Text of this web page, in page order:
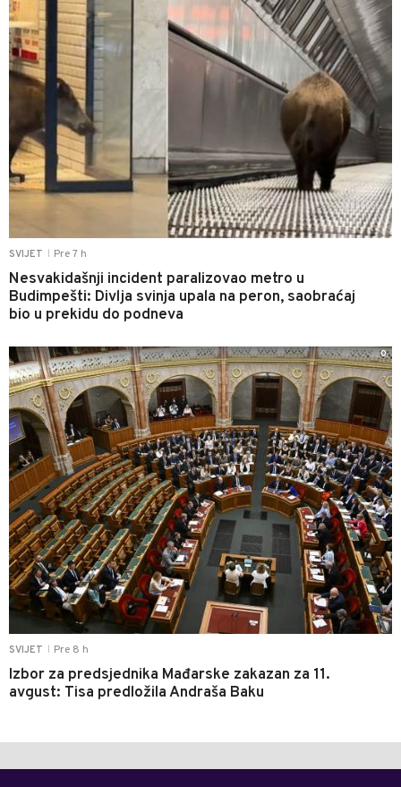
SVIJET Pre 7 h
Nesvakidašnji incident paralizovao metro u
Budimpešti: Divlja svinja upala na peron, saobraćaj
bio u prekidu do podneva
SVIJET Pre 8 h
Izbor za predsjednika Mađarske zakazan za 11.
avgust: Tisa predložila Andraša Baku
0